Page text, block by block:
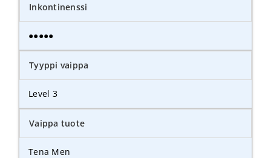
Inkontinenssi
●●●●●
Tyyppi vaippa
Level 3
Vaippa tuote
Tena Men